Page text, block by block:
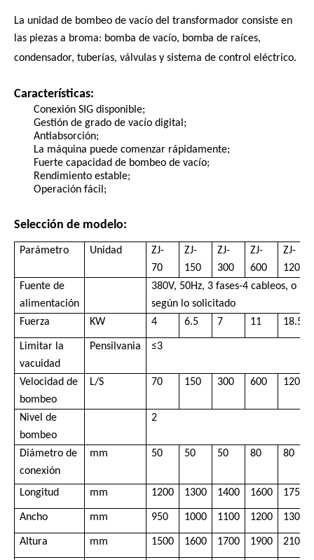
La unidad de bombeo de vacío del transformador consiste en
las piezas a broma: bomba de vacío, bomba de raíces,
condensador, tuberías, válvulas y sistema de control eléctrico.
Características:
Conexión SIG disponible;
Gestión de grado de vacío digital;
Antiabsorción;
La máquina puede comenzar rápidamente;
Fuerte capacidad de bombeo de vacío;
Rendimiento estable;
Operación fácil;
Selección de modelo:
Parámetro Unidad
ZJ-
70
ZJ-
150
ZJ-
300
ZJ-
600
ZJ-
1200
Fuente de
alimentación
380V, 50Hz, 3 fases-4 cableos, o
según lo solicitado
Fuerza
KW 4 6.5 7 11 18.5
Limitar la
vacuidad
Pensilvania ≤3
Velocidad de
bombeo
L/S 70 150 300 600 1200
Nivel de
bombeo
2
Diámetro de
conexión
mm 50 50 50 80 80
Longitud mm 1200 1300 1400 1600 1750
Ancho mm 950 1000 1100 1200 1300
Altura mm 1500 1600 1700 1900 2100